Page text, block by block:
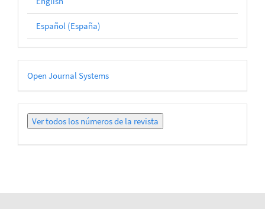
Español (España)
Desarrollado
por
Open Journal Systems
Ver
todos